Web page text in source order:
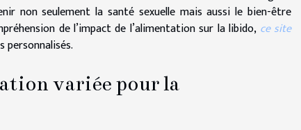
non seulement la santé sexuelle mais aussi le bien-être
de l’impact de l’alimentation sur la libido, ce site
personnalisés.
variée pour la